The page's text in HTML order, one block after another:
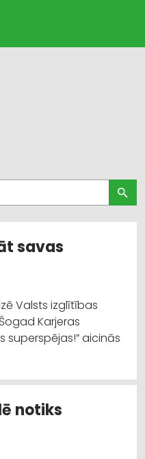
savas
Valsts izglītības
Karjeras
superspējas!” aicinās
notiks